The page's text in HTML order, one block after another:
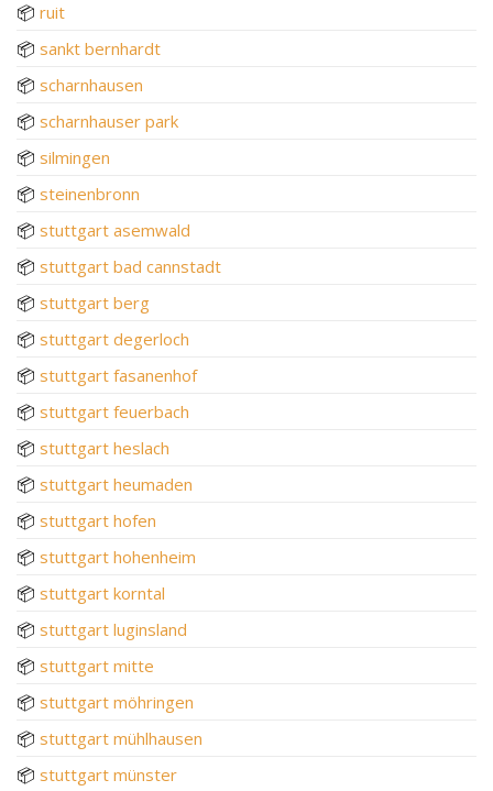
📦 ruit
📦 sankt bernhardt
📦 scharnhausen
📦 scharnhauser park
📦 silmingen
📦 steinenbronn
📦 stuttgart asemwald
📦 stuttgart bad cannstadt
📦 stuttgart berg
📦 stuttgart degerloch
📦 stuttgart fasanenhof
📦 stuttgart feuerbach
📦 stuttgart heslach
📦 stuttgart heumaden
📦 stuttgart hofen
📦 stuttgart hohenheim
📦 stuttgart korntal
📦 stuttgart luginsland
📦 stuttgart mitte
📦 stuttgart möhringen
📦 stuttgart mühlhausen
📦 stuttgart münster